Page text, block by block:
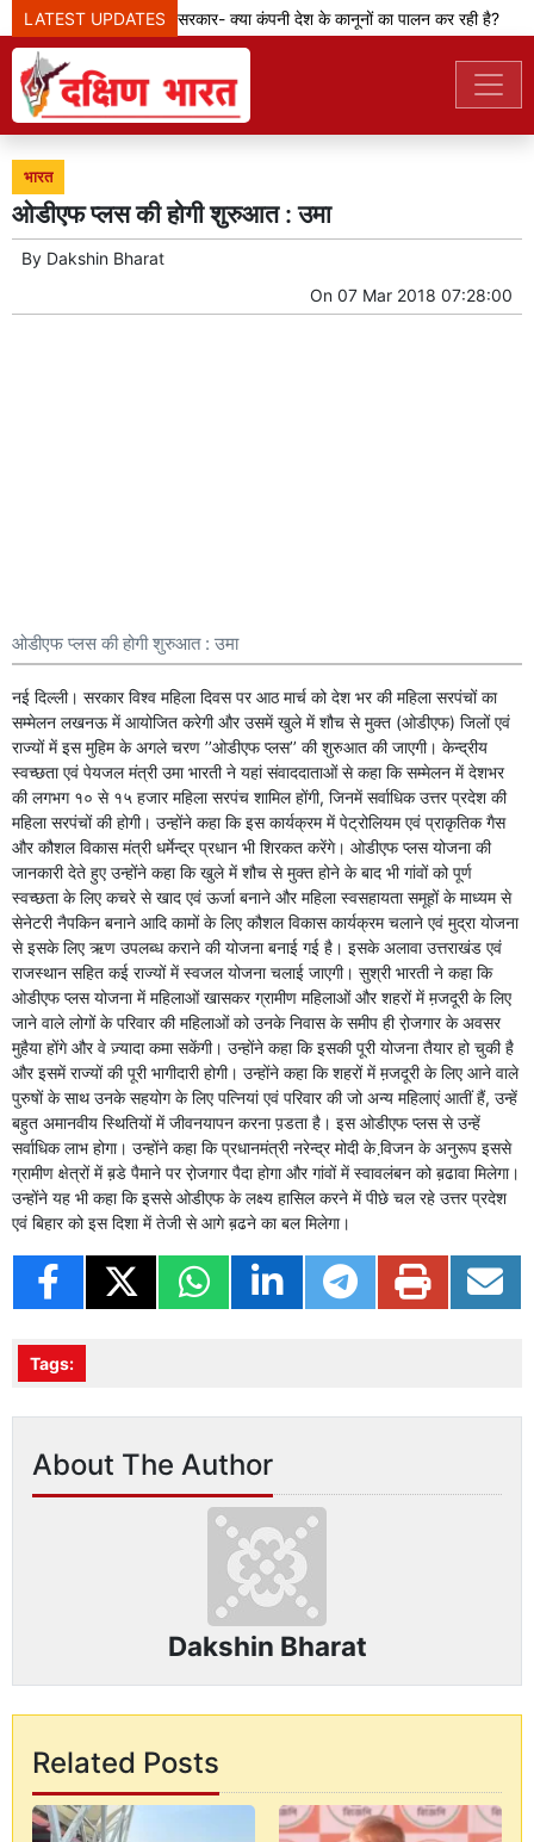
LATEST UPDATES
मेटा टीम से पूछ रही सरकार- क्या कंपनी देश के कानूनों का पालन कर रही है?
भारत
ओडीएफ प्लस की होगी शुरुआत : उमा
By Dakshin Bharat
On 07 Mar 2018 07:28:00
ओडीएफ प्लस की होगी शुरुआत : उमा
नई दिल्ली। सरकार विश्व महिला दिवस पर आठ मार्च को देश भर की महिला सरपंचों का
सम्मेलन लखनऊ में आयोजित करेगी और उसमें खुले में शौच से मुक्त (ओडीएफ) जिलों एवं
राज्यों में इस मुहिम के अगले चरण ’’ओडीएफ प्लस’’ की शुरुआत की जाएगी। केन्द्रीय
स्वच्छता एवं पेयजल मंत्री उमा भारती ने यहां संवाददाताओं से कहा कि सम्मेलन में देशभर
की लगभग १० से १५ हजार महिला सरपंच शामिल होंगी, जिनमें सर्वाधिक उत्तर प्रदेश की
महिला सरपंचों की होगी। उन्होंने कहा कि इस कार्यक्रम में पेट्रोलियम एवं प्राकृतिक गैस
और कौशल विकास मंत्री धर्मेन्द्र प्रधान भी शिरकत करेंगे। ओडीएफ प्लस योजना की
जानकारी देते हुए उन्होंने कहा कि खुले में शौच से मुक्त होने के बाद भी गांवों को पूर्ण
स्वच्छता के लिए कचरे से खाद एवं ऊर्जा बनाने और महिला स्वसहायता समूहों के माध्यम से
सेनेटरी नैपकिन बनाने आदि कामों के लिए कौशल विकास कार्यक्रम चलाने एवं मुद्रा योजना
से इसके लिए ऋण उपलब्ध कराने की योजना बनाई गई है। इसके अलावा उत्तराखंड एवं
राजस्थान सहित कई राज्यों में स्वजल योजना चलाई जाएगी। सुश्री भारती ने कहा कि
ओडीएफ प्लस योजना में महिलाओं खासकर ग्रामीण महिलाओं और शहरों में म़जदूरी के लिए
जाने वाले लोगों के परिवार की महिलाओं को उनके निवास के समीप ही रो़जगार के अवसर
मुहैया होंगे और वे ज़्यादा कमा सकेंगी। उन्होंने कहा कि इसकी पूरी योजना तैयार हो चुकी है
और इसमें राज्यों की पूरी भागीदारी होगी। उन्होंने कहा कि शहरों में म़जदूरी के लिए आने वाले
पुरुषों के साथ उनके सहयोग के लिए पत्नियां एवं परिवार की जो अन्य महिलाएं आतीं हैं, उन्हें
बहुत अमानवीय स्थितियों में जीवनयापन करना प़डता है। इस ओडीएफ प्लस से उन्हें
सर्वाधिक लाभ होगा। उन्होंने कहा कि प्रधानमंत्री नरेन्द्र मोदी के वि़जन के अनुरूप इससे
ग्रामीण क्षेत्रों में ब़डे पैमाने पर रो़जगार पैदा होगा और गांवों में स्वावलंबन को ब़ढावा मिलेगा।
उन्होंने यह भी कहा कि इससे ओडीएफ के लक्ष्य हासिल करने में पीछे चल रहे उत्तर प्रदेश
एवं बिहार को इस दिशा में तेजी से आगे ब़ढने का बल मिलेगा।
Tags:
About The Author
Dakshin Bharat
Related Posts